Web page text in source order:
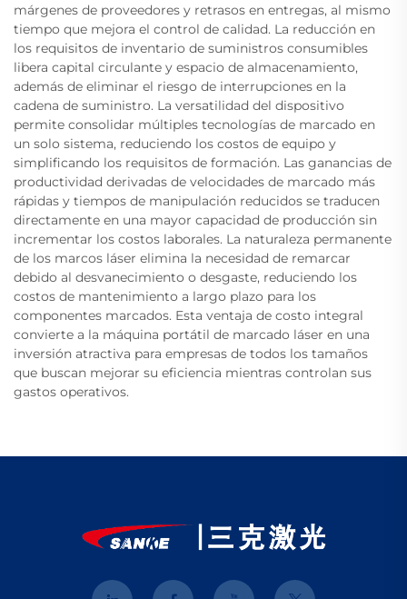
márgenes de proveedores y retrasos en entregas, al mismo
tiempo que mejora el control de calidad. La reducción en
los requisitos de inventario de suministros consumibles
libera capital circulante y espacio de almacenamiento,
además de eliminar el riesgo de interrupciones en la
cadena de suministro. La versatilidad del dispositivo
permite consolidar múltiples tecnologías de marcado en
un solo sistema, reduciendo los costos de equipo y
simplificando los requisitos de formación. Las ganancias de
productividad derivadas de velocidades de marcado más
rápidas y tiempos de manipulación reducidos se traducen
directamente en una mayor capacidad de producción sin
incrementar los costos laborales. La naturaleza permanente
de los marcos láser elimina la necesidad de remarcar
debido al desvanecimiento o desgaste, reduciendo los
costos de mantenimiento a largo plazo para los
componentes marcados. Esta ventaja de costo integral
convierte a la máquina portátil de marcado láser en una
inversión atractiva para empresas de todos los tamaños
que buscan mejorar su eficiencia mientras controlan sus
gastos operativos.